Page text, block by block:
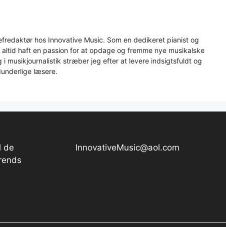
hos Innovative Music. Som en dedikeret pianist og
haft en passion for at opdage og fremme nye musikalske
i musikjournalistik stræber jeg efter at levere indsigtsfuldt og
læsere.
de
InnovativeMusic@aol.com